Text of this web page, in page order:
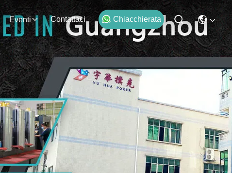
Eventi Contattaci Chiacchierata